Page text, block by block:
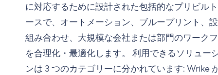
に対応するために設計された包括的なプリビル
ースで、オートメーション、ブループリント、
組み合わせ、大規模な会社または部門のワーク
を合理化・最適化します。 利用できるソリュー
ンは 3 つのカテゴリーに分かれています: Wrike